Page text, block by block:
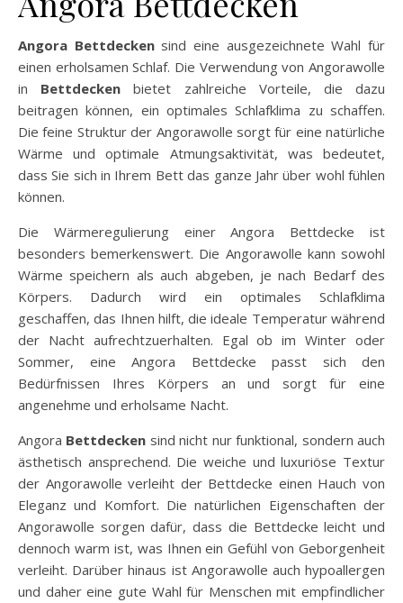
Angora Bettdeckensind eine ausgezeichnete Wahl für
einen erholsamen Schlaf. Die Verwendung von Angorawolle
in Bettdecken bietet zahlreiche Vorteile, die dazu
beitragen können, ein optimales Schlafklima zu schaffen.
Die feine Struktur der Angorawolle sorgt für eine natürliche
Wärme und optimale Atmungsaktivität, was bedeutet,
dass Sie sich in Ihrem Bett das ganze Jahr über wohl fühlen
können.
Die Wärmeregulierung einer Angora Bettdecke ist
besonders bemerkenswert. Die Angorawolle kann sowohl
Wärme speichern als auch abgeben, je nach Bedarf des
Körpers. Dadurch wird ein optimales Schlafklima
geschaffen, das Ihnen hilft, die ideale Temperatur während
der Nacht aufrechtzuerhalten. Egal ob im Winter oder
Sommer, eine Angora Bettdecke passt sich den
Bedürfnissen Ihres Körpers an und sorgt für eine
angenehme und erholsame Nacht.
Angora Bettdecken sind nicht nur funktional, sondern auch
ästhetisch ansprechend. Die weiche und luxuriöse Textur
der Angorawolle verleiht der Bettdecke einen Hauch von
Eleganz und Komfort. Die natürlichen Eigenschaften der
Angorawolle sorgen dafür, dass die Bettdecke leicht und
dennoch warm ist, was Ihnen ein Gefühl von Geborgenheit
verleiht. Darüber hinaus ist Angorawolle auch hypoallergen
und daher eine gute Wahl für Menschen mit empfindlicher